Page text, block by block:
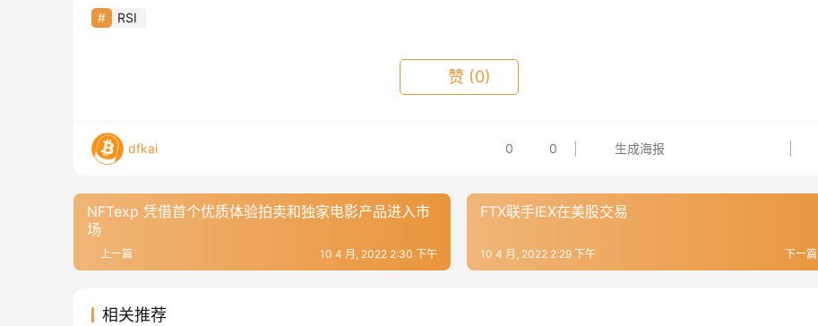
RSI
赞 (0)
dfkai 0 0 生成海报
NFTexp 凭借首个优质体验拍卖和独家电影产品进入市
场
上一篇 10 4 月, 2022 2:30 下午
FTX联手IEX在美股交易
下一篇
10 4 月, 2022 2:29 下午
相关推荐